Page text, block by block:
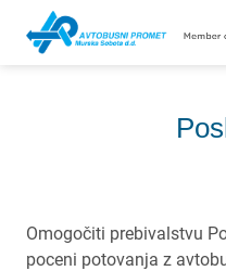
Omogočiti prebivalstvu
poceni potovanja z